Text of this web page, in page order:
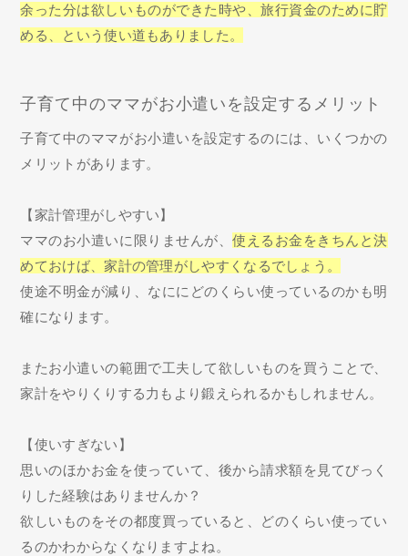
余った分は欲しいものができた時や、旅行資金のために貯
める、という使い道もありました。
子育て中のママがお小遣いを設定するメリット
子育て中のママがお小遣いを設定するのには、いくつかの
メリットがあります。
【家計管理がしやすい】
ママのお小遣いに限りませんが、使えるお金をきちんと決
めておけば、家計の管理がしやすくなるでしょう。
使途不明金が減り、なににどのくらい使っているのかも明
確になります。
またお小遣いの範囲で工夫して欲しいものを買うことで、
家計をやりくりする力もより鍛えられるかもしれません。
【使いすぎない】
思いのほかお金を使っていて、後から請求額を見てびっく
りした経験はありませんか？
欲しいものをその都度買っていると、どのくらい使ってい
るのかわからなくなりますよね。